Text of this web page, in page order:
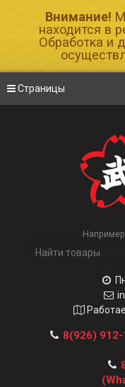
Внимание!
находится в
Обработка и
Страницы
8(926) 912-